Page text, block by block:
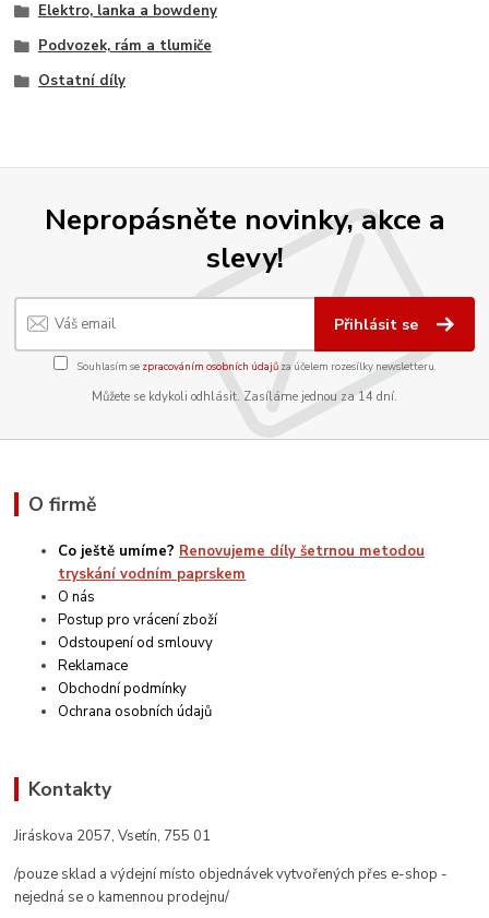
Elektro, lanka a bowdeny
Podvozek, rám a tlumiče
Ostatní díly
Nepropásněte novinky, akce a
slevy!
Přihlásit se
Souhlasím se zpracováním osobních údajůza účelem rozesílky newsletteru.
Můžete se kdykoli odhlásit. Zasíláme jednou za 14 dní.
O firmě
Co ještě umíme? Renovujeme díly šetrnou metodou
tryskání vodním paprskem
O nás
Postup pro vrácení zboží
Odstoupení od smlouvy
Reklamace
Obchodní podmínky
Ochrana osobních údajů
Kontakty
Jiráskova 2057, Vsetín, 755 01
/pouze sklad a výdejní místo objednávek vytvořených přes e-shop -
nejedná se o kamennou prodejnu/